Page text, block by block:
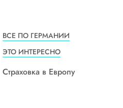
ВСЕ ПО ГЕРМАНИИ
ЭТО ИНТЕРЕСНО
Страховка в Европу